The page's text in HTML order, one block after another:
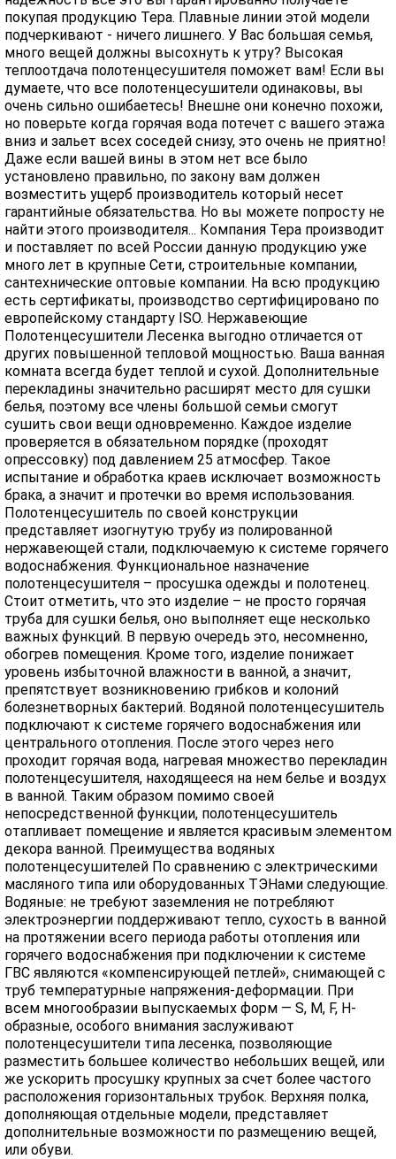
покупая продукцию Тера. Плавные линии этой модели
подчеркивают - ничего лишнего. У Вас большая семья,
много вещей должны высохнуть к утру? Высокая
теплоотдача полотенцесушителя поможет вам! Если вы
думаете, что все полотенцесушители одинаковы, вы
очень сильно ошибаетесь! Внешне они конечно похожи,
но поверьте когда горячая вода потечет с вашего этажа
вниз и зальет всех соседей снизу, это очень не приятно!
Даже если вашей вины в этом нет все было
установлено правильно, по закону вам должен
возместить ущерб производитель который несет
гарантийные обязательства. Но вы можете попросту не
найти этого производителя... Компания Тера производит
и поставляет по всей России данную продукцию уже
много лет в крупные Сети, строительные компании,
сантехнические оптовые компании. На всю продукцию
есть сертификаты, производство сертифицировано по
европейскому стандарту ISO. Нержавеющие
Полотенцесушители Лесенка выгодно отличается от
других повышенной тепловой мощностью. Ваша ванная
комната всегда будет теплой и сухой. Дополнительные
перекладины значительно расширят место для сушки
белья, поэтому все члены большой семьи смогут
сушить свои вещи одновременно. Каждое изделие
проверяется в обязательном порядке (проходят
опрессовку) под давлением 25 атмосфер. Такое
испытание и обработка краев исключает возможность
брака, а значит и протечки во время использования.
Полотенцесушитель по своей конструкции
представляет изогнутую трубу из полированной
нержавеющей стали, подключаемую к системе горячего
водоснабжения. Функциональное назначение
полотенцесушителя – просушка одежды и полотенец.
Стоит отметить, что это изделие – не просто горячая
труба для сушки белья, оно выполняет еще несколько
важных функций. В первую очередь это, несомненно,
обогрев помещения. Кроме того, изделие понижает
уровень избыточной влажности в ванной, а значит,
препятствует возникновению грибков и колоний
болезнетворных бактерий. Водяной полотенцесушитель
подключают к системе горячего водоснабжения или
центрального отопления. После этого через него
проходит горячая вода, нагревая множество перекладин
полотенцесушителя, находящееся на нем белье и воздух
в ванной. Таким образом помимо своей
непосредственной функции, полотенцесушитель
отапливает помещение и является красивым элементом
декора ванной. Преимущества водяных
полотенцесушителей По сравнению с электрическими
масляного типа или оборудованных ТЭНами следующие.
Водяные: не требуют заземления не потребляют
электроэнергии поддерживают тепло, сухость в ванной
на протяжении всего периода работы отопления или
горячего водоснабжения при подключении к системе
ГВС являются «компенсирующей петлей», снимающей с
труб температурные напряжения-деформации. При
всем многообразии выпускаемых форм — S, M, F, H-
образные, особого внимания заслуживают
полотенцесушители типа лесенка, позволяющие
разместить большее количество небольших вещей, или
же ускорить просушку крупных за счет более частого
расположения горизонтальных трубок. Верхняя полка,
дополняющая отдельные модели, представляет
дополнительные возможности по размещению вещей,
или обуви.